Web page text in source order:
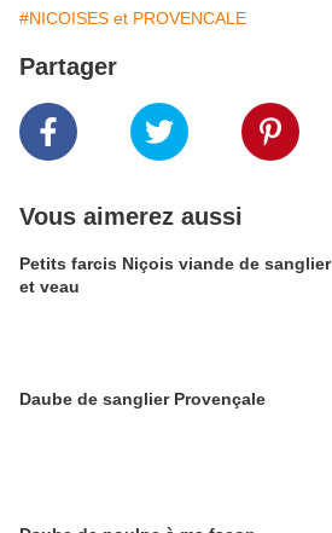
#NICOISES et PROVENCALE
Partager
Vous aimerez aussi
Petits farcis Niçois viande de sanglier
et veau
Daube de sanglier Provençale